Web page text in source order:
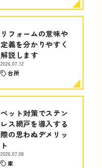
リフォームの意味や
定義を分かりやすく
解説します
2026.07.12
台所
ペット対策でステン
レス網戸を導入する
際の思わぬデメリッ
ト
2026.07.08
家